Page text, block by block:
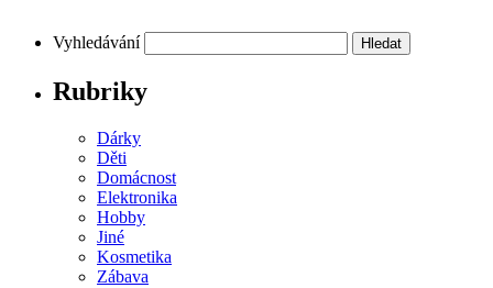
Vyhledávání
Rubriky
Dárky
Děti
Domácnost
Elektronika
Hobby
Jiné
Kosmetika
Zábava